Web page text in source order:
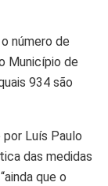
número de
Município de
934 são
por Luís Paulo
das medidas
que o